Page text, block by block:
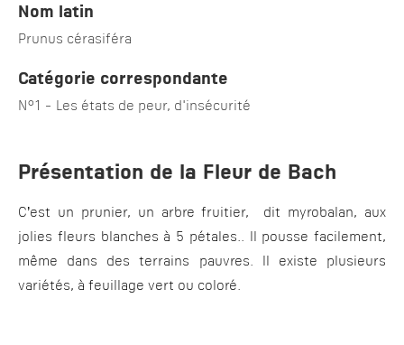
Nom latin
Prunus cérasiféra
Catégorie correspondante
N°1 - Les états de peur, d'insécurité
Présentation de la Fleur de Bach
C’est un prunier, un arbre fruitier, dit myrobalan, aux
jolies fleurs blanches à 5 pétales.. Il pousse facilement,
même dans des terrains pauvres. Il existe plusieurs
variétés, à feuillage vert ou coloré.